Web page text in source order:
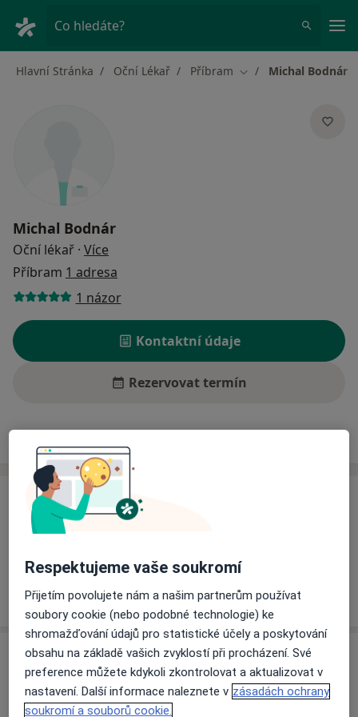
Co hledáte?
Hlavní Stránka Oční Lékař Příbram Změna města
Michal Bodnár
Michal Bodnár
Oční lékař · Více
Příbram 1 adresa
1 názor
Kontaktní údaje
Rezervovat termín
Ceník
Informace o službách a cenách nejsou k dispozici
svých službách.
Adresa
Oblastní nemocnice Příbram
Podbrdská 269, Příbram
Respektujeme vaše soukromí
Přijetím povolujete nám a našim partnerům používat
soubory cookie (nebo podobné technologie) ke
shromažďování údajů pro statistické účely a poskytování
obsahu na základě vašich zvyklostí při procházení. Své
preference můžete kdykoli zkontrolovat a aktualizovat v
nastavení. Další informace naleznete v zásadách ochrany
soukromí a souborů cookie.